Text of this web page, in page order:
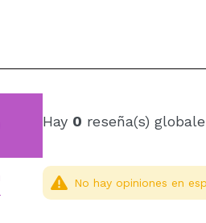
Hay 0 reseña(s)
No hay opiniones en